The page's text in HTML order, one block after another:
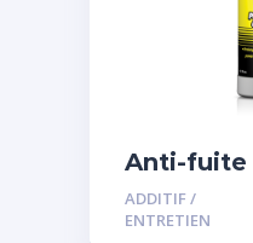
Anti-fuite
pour
assistée
ADDITIF /
ENTRETIEN